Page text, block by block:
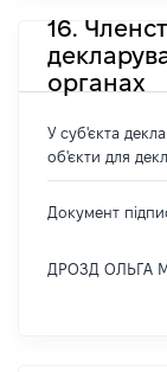
16.
органах
У суб'єкта
об'єкти для
Документ
ДРОЗД ОЛЬГА